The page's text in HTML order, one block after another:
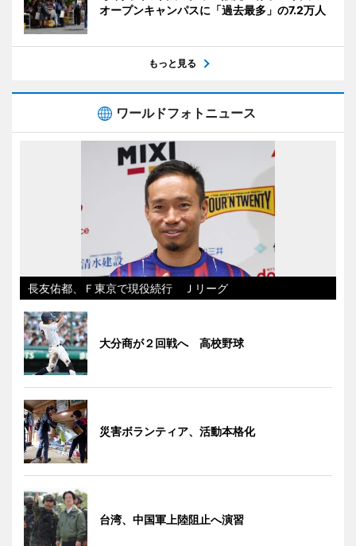
オープンキャンパスに「過去最多」の7.2万人
もっと見る
ワールドフォトニュース
長友佑都、Ｆ東京で現役続行 Ｊリーグ
大分商が２回戦へ 高校野球
災害ボランティア、活動本格化
台湾、中国軍上陸阻止へ演習